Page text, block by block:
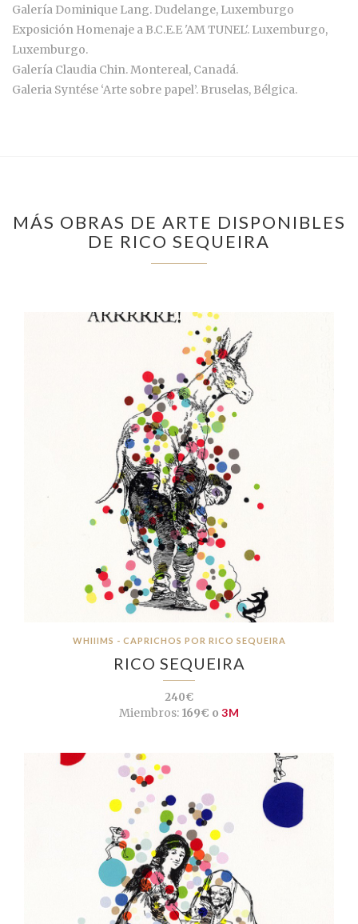
Galería Dominique Lang. Dudelange, Luxemburgo
Exposición Homenaje a B.C.E.E 'AM TUNEL'. Luxemburgo,
Luxemburgo.
Galería Claudia Chin. Montereal, Canadá.
Galeria Syntése ‘Arte sobre papel’. Bruselas, Bélgica.
MÁS OBRAS DE ARTE DISPONIBLES
DE RICO SEQUEIRA
WHIIIMS - CAPRICHOS POR RICO SEQUEIRA
RICO SEQUEIRA
240€
Miembros:169€ o 3M